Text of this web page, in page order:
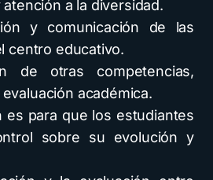
a la diversidad.
y comunicación de las
centro educativo.
de otras competencias,
académica.
es para que los estudiantes
sobre su evolución y